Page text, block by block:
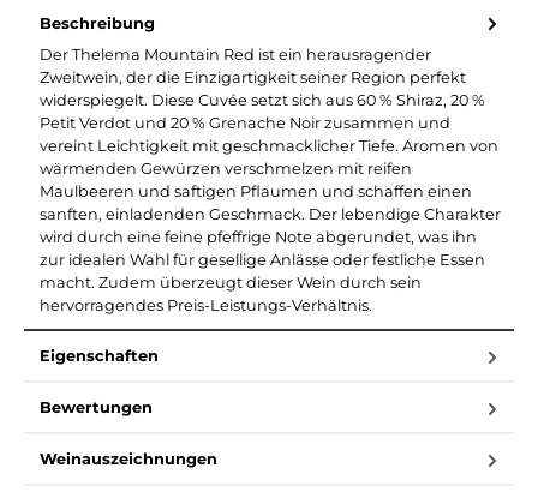
Beschreibung
Der Thelema Mountain Red ist ein herausragender
Zweitwein, der die Einzigartigkeit seiner Region perfekt
widerspiegelt. Diese Cuvée setzt sich aus 60 % Shiraz, 20 %
Petit Verdot und 20 % Grenache Noir zusammen und
vereint Leichtigkeit mit geschmacklicher Tiefe. Aromen von
wärmenden Gewürzen verschmelzen mit reifen
Maulbeeren und saftigen Pflaumen und schaffen einen
sanften, einladenden Geschmack. Der lebendige Charakter
wird durch eine feine pfeffrige Note abgerundet, was ihn
zur idealen Wahl für gesellige Anlässe oder festliche Essen
macht. Zudem überzeugt dieser Wein durch sein
hervorragendes Preis-Leistungs-Verhältnis.
Eigenschaften
Bewertungen
Weinauszeichnungen